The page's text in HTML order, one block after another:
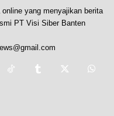
yang menyajikan berita
PT Visi Siber Banten